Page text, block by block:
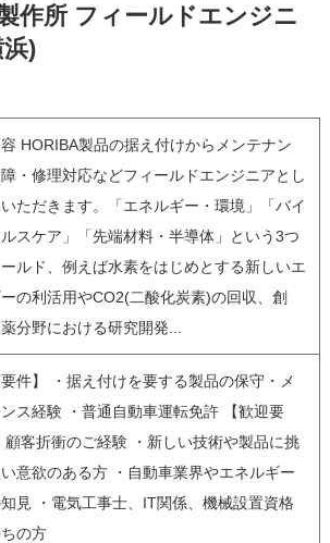
作所 フィールドエンジニ
)
HORIBA製品の据え付けからメンテナン
・修理対応などフィールドエンジニアとし
ただきます。「エネルギー・環境」「バイ
スケア」「先端材料・半導体」という3つ
ルド、例えば水素をはじめとする新しいエ
の利活用やCO2(二酸化炭素)の回収、創
分野における研究開発...
要件】 ・据え付けを要する製品の保守・メ
ス経験 ・普通自動車運転免許 【歓迎要
顧客折衝のご経験 ・新しい技術や製品に挑
意欲のある方 ・自動車業界やエネルギー
見 ・電気工事士、IT関係、機械設置資格
の方